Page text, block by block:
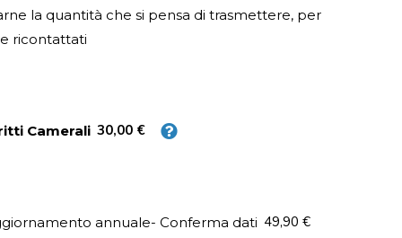
la quantità che si pensa di trasmettere, per
ricontattati
Camerali 30,00 €
annuale- Conferma dati 49,90 €